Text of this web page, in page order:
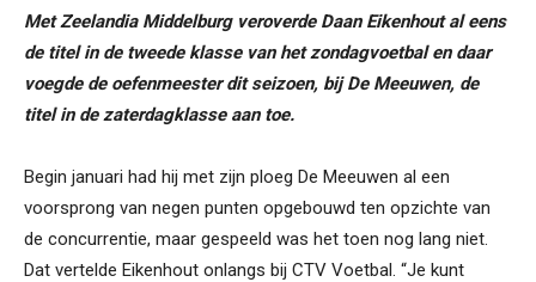
Met Zeelandia Middelburg veroverde Daan Eikenhout al eens
de titel in de tweede klasse van het zondagvoetbal en daar
voegde de oefenmeester dit seizoen, bij De Meeuwen, de
titel in de zaterdagklasse aan toe.
Begin januari had hij met zijn ploeg De Meeuwen al een
voorsprong van negen punten opgebouwd ten opzichte van
de concurrentie, maar gespeeld was het toen nog lang niet.
Dat vertelde Eikenhout onlangs bij CTV Voetbal. “Je kunt